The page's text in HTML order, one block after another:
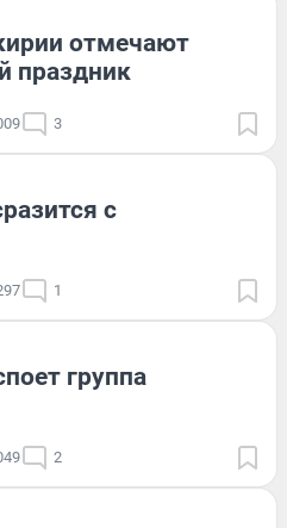
отмечают
праздник
3
с
1
группа
2